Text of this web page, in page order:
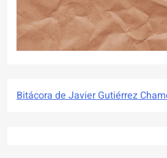
Bitácora de Javier Gutiérrez